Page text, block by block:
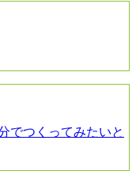
でつくってみたいと